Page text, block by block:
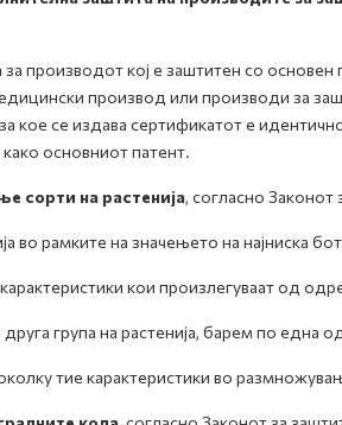
производот кој е заштитен со
производ или производи за
кое се издава сертификатот е
основниот патент.
сорти на растенија, согласно Законот
во рамките на значењето на најниска
кои произлегуваат од
група на растенија, барем по една
тие карактеристики во